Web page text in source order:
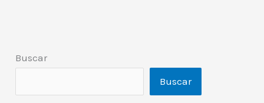
Buscar
Buscar